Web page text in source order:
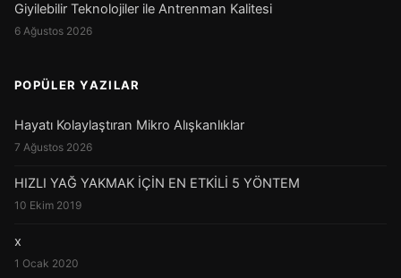
Giyilebilir Teknolojiler ile Antrenman Kalitesi
6 Ağustos 2026
POPÜLER YAZILAR
Hayatı Kolaylaştıran Mikro Alışkanlıklar
7 Ağustos 2026
HIZLI YAĞ YAKMAK İÇİN EN ETKİLİ 5 YÖNTEM
10 Ekim 2019
x
1 Ocak 2020